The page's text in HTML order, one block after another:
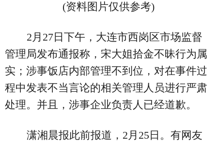
(资料图片仅供参考)
2月27日下午，大连市西岗区市场监督
管理局发布通报称，宋大姐拾金不昧行为属
实；涉事饭店内部管理不到位，对在事件过
程中发表不当言论的相关管理人员进行严肃
处理。并且，涉事企业负责人已经道歉。
潇湘晨报此前报道，2月25日。有网友